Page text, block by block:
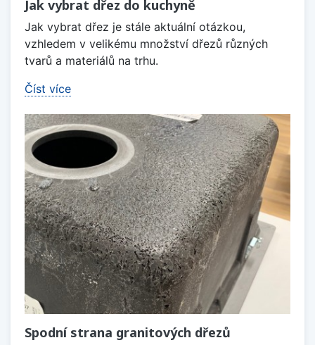
Jak vybrat dřez do kuchyně
Jak vybrat dřez je stále aktuální otázkou,
vzhledem v velikému množství dřezů různých
tvarů a materiálů na trhu.
Číst více
Spodní strana granitových dřezů